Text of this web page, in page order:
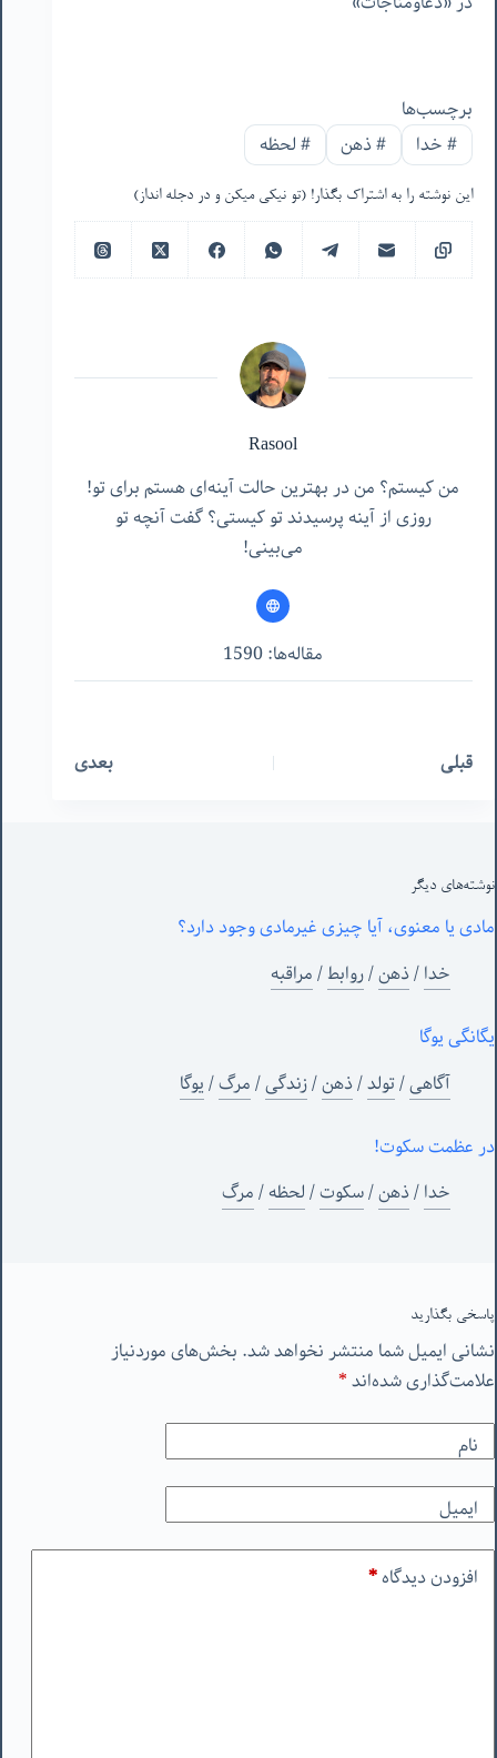
برچسب‌ها
#خدا #ذهن #لحظه
این نوشته را به اشتراک بگذار! (تو نیکی میکن و در دجله انداز)
Rasool
من کیستم؟ من در بهترین حالت آینه‌ای هستم برای تو!
روزی از آینه پرسیدند تو کیستی؟ گفت آنچه تو
می‌بینی!
مقاله‌ها: 1590
قبلی بعدی
نوشته‌های‌ دیگر
مادی یا معنوی، آیا چیزی غیرمادی وجود دارد؟
خدا/ذهن/روابط/مراقبه
یگانگی یوگا
آگاهی/تولد/ذهن/زندگی/مرگ/یوگا
در عظمت سکوت!
خدا/ذهن/سکوت/لحظه/مرگ
پاسخی بگذارید
نشانی ایمیل شما منتشر نخواهد شد. بخش‌های موردنیاز
علامت‌گذاری شده‌اند*
نام
ایمیل
افزودن دیدگاه*